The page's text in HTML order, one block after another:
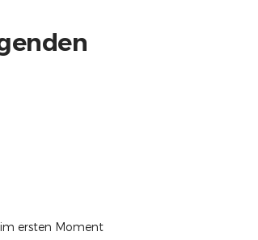
ersten Moment